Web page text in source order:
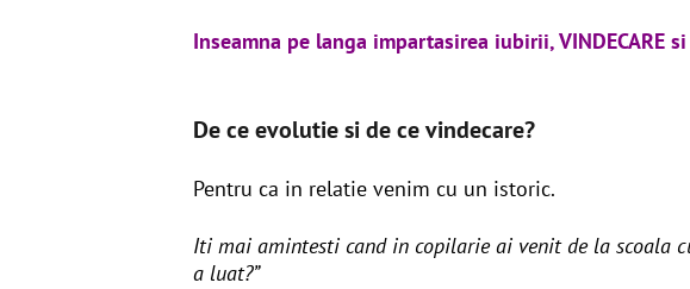
Inseamna pe langa impartasirea iubirii, VINDECARE si
De ce evolutie si de ce vindecare?
Pentru ca in relatie venim cu un istoric.
Iti mai amintesti cand in copilarie ai venit de la scoala
a luat?”